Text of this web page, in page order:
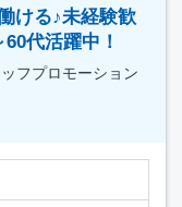
ける♪未経験歓
代活躍中！
フプロモーション